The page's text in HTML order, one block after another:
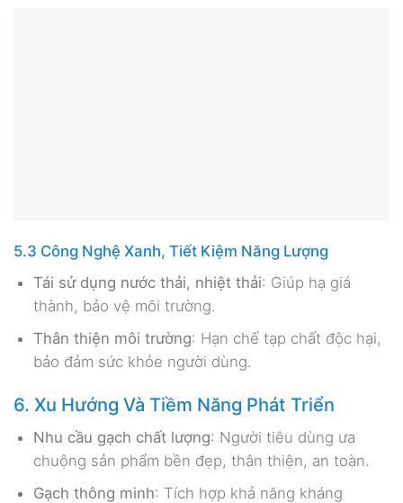
5.3 Công Nghệ Xanh, Tiết Kiệm Năng Lượng
Tái sử dụng nước thải, nhiệt thải: Giúp hạ giá
thành, bảo vệ môi trường.
Thân thiện môi trường: Hạn chế tạp chất độc hại,
bảo đảm sức khỏe người dùng.
6. Xu Hướng Và Tiềm Năng Phát Triển
Nhu cầu gạch chất lượng: Người tiêu dùng ưa
chuộng sản phẩm bền đẹp, thân thiện, an toàn.
Gạch thông minh: Tích hợp khả năng kháng